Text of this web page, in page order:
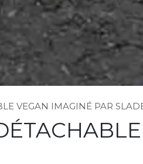
VEGAN IMAGINÉ PAR